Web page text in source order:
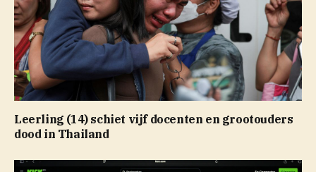
Leerling (14) schiet vijf docenten en grootouders
dood in Thailand